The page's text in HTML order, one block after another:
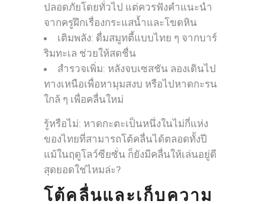
ปลอดภัยโดยทั่วไป แต่ควรฟังคำแนะนำ
จากครูฝึกเรื่องกระแสน้ำและโขดหิน
เติมพลัง: ดื่มสมูทตี้แบบไทย ๆ จากบาร์
ริมทะเล ช่วยให้สดชื่น
สำรวจเพิ่ม: หลังจบเซสชัน ลองเดินไป
ทางเหนือเพื่อหามุมสงบ หรือไปหาดกะรน
ใกล้ ๆ เพื่อคลื่นใหม่
รู้หรือไม่: หาดกะตะเป็นหนึ่งในไม่กี่แห่ง
ของไทยที่สามารถโต้คลื่นได้ตลอดทั้งปี
แม้ในฤดูโลว์ซียซั่น ก็ยังมีคลื่นให้เล่นอยู่ดี
สุดยอดใช่ไหมล่ะ?
โต้คลื่นและเก็บความ